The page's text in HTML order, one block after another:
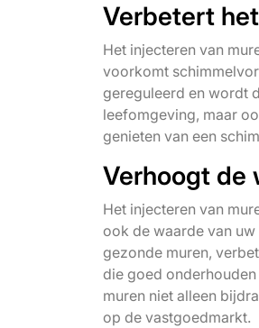
Verbetert
Het injecteren van
voorkomt
gereguleerd en wordt
leefomgeving, maar
genieten van een
Verhoogt de
Het injecteren van
ook de waarde van
gezonde muren,
die goed
muren niet alleen
op de vastgoedmarkt.